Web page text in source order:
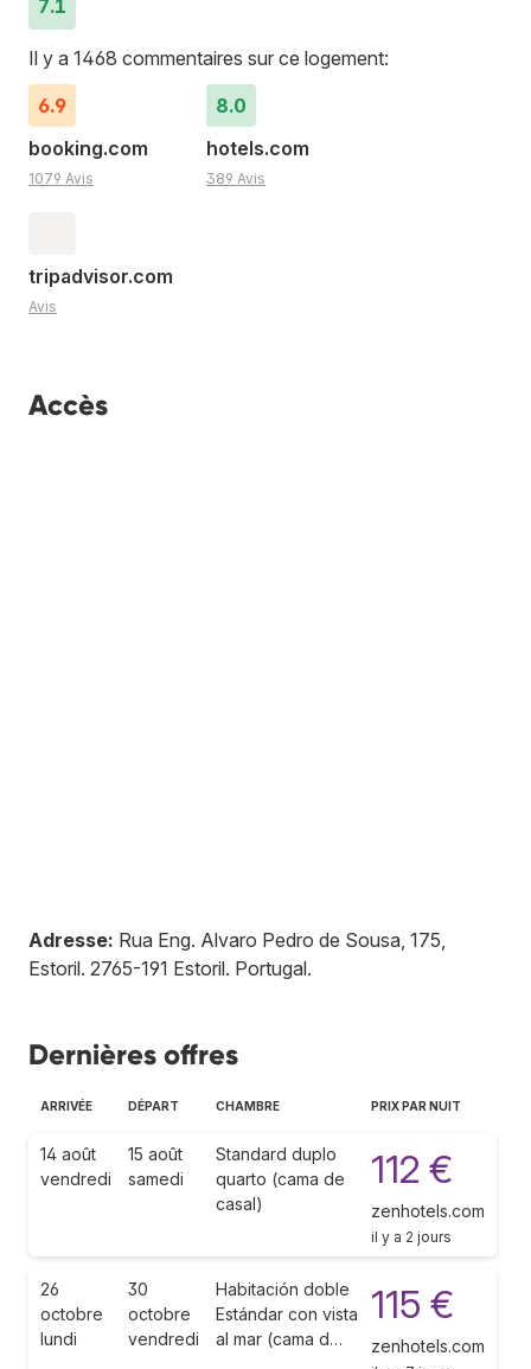
7.1
Il y a 1468 commentaires sur ce logement:
6.9
booking.com
1079 Avis
8.0
hotels.com
389 Avis
tripadvisor.com
Avis
Accès
Adresse: Rua Eng. Alvaro Pedro de Sousa, 175,
Estoril. 2765-191 Estoril. Portugal.
Dernières offres
ARRIVÉE DÉPART CHAMBRE PRIX PAR NUIT
14 août
vendredi
15 août
samedi
Standard duplo
quarto (cama de
casal)
112 €
zenhotels.com
il y a 2 jours
26
octobre
lundi
30
octobre
vendredi
Habitación doble
Estándar con vista
al mar (cama d…
115 €
zenhotels.com